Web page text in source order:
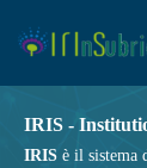
IRIS -
IRIS è il sistema